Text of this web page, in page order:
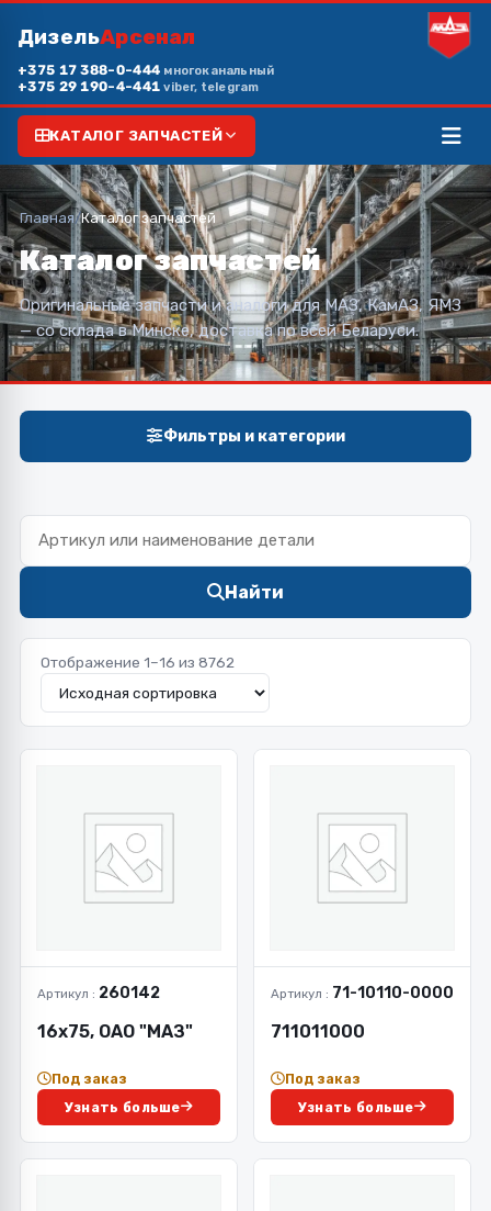
ДизельАрсенал
+375 17 388-0-444 многоканальный
+375 29 190-4-441viber, telegram
КАТАЛОГ ЗАПЧАСТЕЙ
Главная/Каталог запчастей
Каталог запчастей
Оригинальные запчасти и аналоги для МАЗ, КамАЗ, ЯМЗ
— со склада в Минске, доставка по всей Беларуси.
Фильтры и категории
Найти
Отображение 1–16 из 8762
Артикул : 260142
16х75, ОАО "МАЗ"
Под заказ
Узнать больше
Артикул : 71-10110-0000
711011000
Под заказ
Узнать больше